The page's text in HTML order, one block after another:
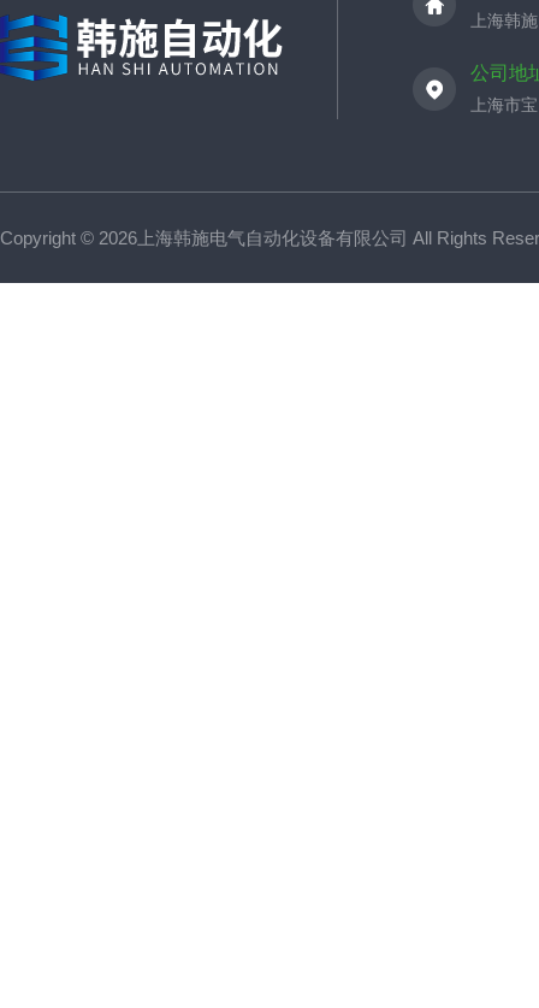
上海韩
公司地
上海市
Copyright © 2026上海韩施电气自动化设备有限公司 All Rights